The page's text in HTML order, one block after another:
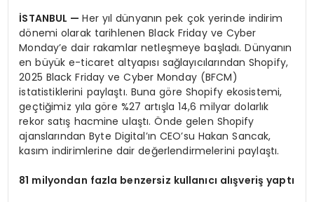
İSTANBUL —Her yıl dünyanın pek çok yerinde indirim
dönemi olarak tarihlenen Black Friday ve Cyber
Monday’e dair rakamlar netleşmeye başladı. Dünyanın
en büyük e-ticaret altyapısı sağlayıcılarından Shopify,
2025 Black Friday ve Cyber Monday (BFCM)
istatistiklerini paylaştı. Buna göre Shopify ekosistemi,
geçtiğimiz yıla göre %27 artışla 14,6 milyar dolarlık
rekor satış hacmine ulaştı. Önde gelen Shopify
ajanslarından Byte Digital’ın CEO’su Hakan Sancak,
kasım indirimlerine dair değerlendirmelerini paylaştı.
81 milyondan fazla benzersiz kullanıcı alışverişyaptı